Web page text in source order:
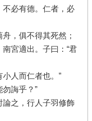
不必有德。仁者，必
，俱不得其死然；
宮適出。子曰：“君
人而仁者也。”
誨乎？”
論之，行人子羽修飾